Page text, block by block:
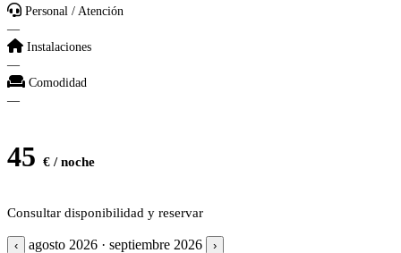
Personal / Atención
—
Instalaciones
—
Comodidad
—
45 € / noche
Consultar disponibilidad y reservar
‹ agosto 2026 · septiembre 2026 ›